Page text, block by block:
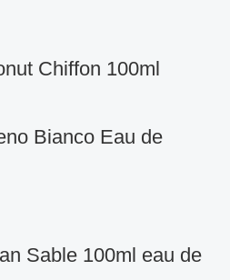
Chiffon 100ml
Bianco Eau de
Sable 100ml eau de